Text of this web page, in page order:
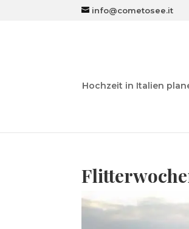
info@cometosee.it
Hochzeit in Italien